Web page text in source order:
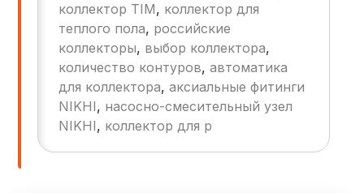
Неравномерному нагреву полов.
Увеличению времени настройки
системы.
Перерасходу энергии.
коллектор TIM, коллектор для
теплого пола, российские
коллекторы, выбор коллектора,
количество контуров,автоматика
для коллектора,аксиальные фитинги
NIKHI, насосно-смесительный узел
NIKHI, коллектор для р